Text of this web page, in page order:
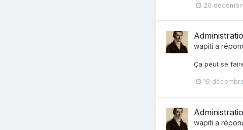
20
wapiti a
Ça peut se
19
wapiti a